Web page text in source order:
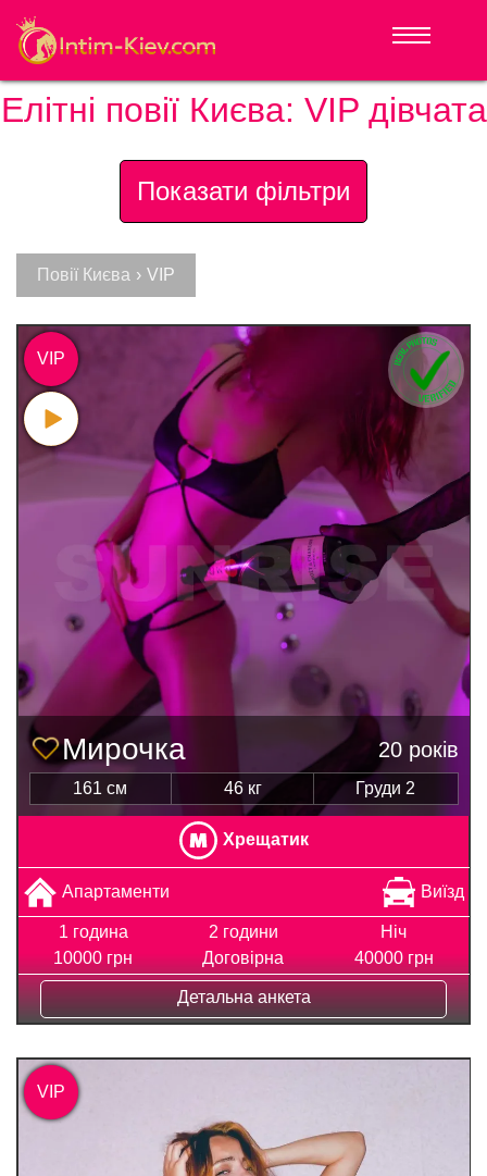
Елітні повії Києва: VIP дівчата
Показати фільтри
Повії Києва › VIP
Мирочка 20 років
161 см 46 кг Груди 2
Хрещатик
Апартаменти Виїзд
1 година
10000 грн
2 години
Договірна
Ніч
40000 грн
Детальна анкета
VIP
VIP